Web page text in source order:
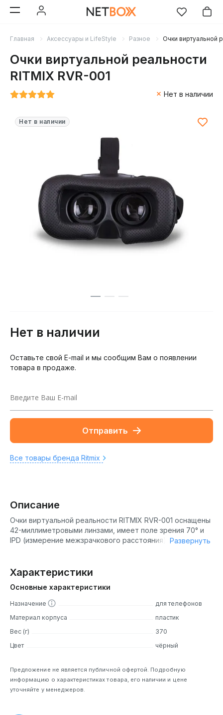
Главная Аксессуары и LifeStyle Разное Очки виртуальной
Очки виртуальной реальности
RITMIX RVR-001
Нет в наличии
Нет в наличии
Нет в наличии
Оставьте свой E-mail и мы сообщим Вам о появлении
товара в продаже.
Отправить
Все товары бренда Ritmix
Описание
Очки виртуальной реальности RITMIX RVR-001 оснащены
42-миллиметровыми линзами, имеет поле зрения 70° и
IPD (измерение межзрачкового расстояния) 58–72 мм.
небольшими габаритами.
Развернуть
Характеристики
Основные характеристики
Назначение
для телефонов
Материал корпуса
пластик
Вес (г)
370
Цвет
чёрный
Предложение не является публичной офертой. Подробную
информацию о характеристиках товара, его наличии и цене
уточняйте у менеджеров.